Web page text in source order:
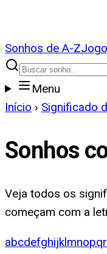
Sonhos de A-Z
Menu
Início › Significado
Sonhos
Veja todos os
começam com a
abcdefghijklmnopqr